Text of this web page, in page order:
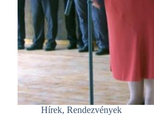
Hírek, Rendezvények